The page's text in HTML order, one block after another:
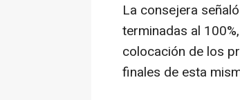
La consejera
terminadas al
colocación de los
finales de esta